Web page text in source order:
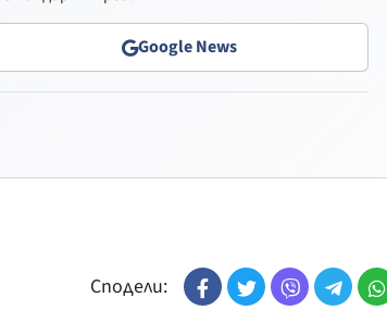
Google News
Сподели: